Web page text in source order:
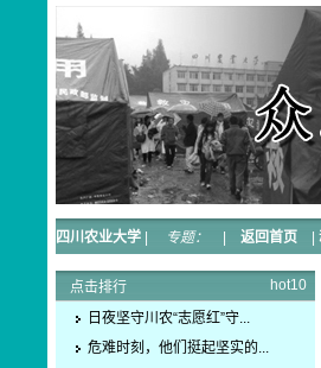
四川农业大学 专题： 返回首页
点击排行
hot10
日夜坚守川农“志愿红”守...
危难时刻，他们挺起坚实的...